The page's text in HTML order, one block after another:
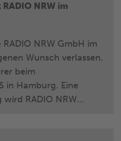
NRW im
NRW GmbH im
Wunsch verlassen.
beim
in Hamburg. Eine
RADIO NRW